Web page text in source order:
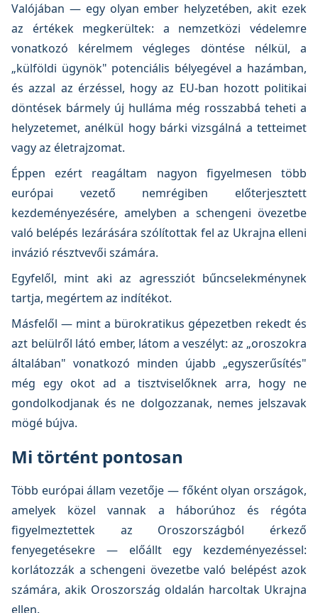
Valójában — egy olyan ember helyzetében, akit ezek
az értékek megkerültek: a nemzetközi védelemre
vonatkozó kérelmem végleges döntése nélkül, a
„külföldi ügynök" potenciális bélyegével a hazámban,
és azzal az érzéssel, hogy az EU-ban hozott politikai
döntések bármely új hulláma még rosszabbá teheti a
helyzetemet, anélkül hogy bárki vizsgálná a tetteimet
vagy az életrajzomat.
Éppen ezért reagáltam nagyon figyelmesen több
európai vezető nemrégiben előterjesztett
kezdeményezésére, amelyben a schengeni övezetbe
való belépés lezárására szólítottak fel az Ukrajna elleni
invázió résztvevői számára.
Egyfelől, mint aki az agressziót bűncselekménynek
tartja, megértem az indítékot.
Másfelől — mint a bürokratikus gépezetben rekedt és
azt belülről látó ember, látom a veszélyt: az „oroszokra
általában" vonatkozó minden újabb „egyszerűsítés"
még egy okot ad a tisztviselőknek arra, hogy ne
gondolkodjanak és ne dolgozzanak, nemes jelszavak
mögé bújva.
Mi történt pontosan
Több európai állam vezetője — főként olyan országok,
amelyek közel vannak a háborúhoz és régóta
figyelmeztettek az Oroszországból érkező
fenyegetésekre — előállt egy kezdeményezéssel:
korlátozzák a schengeni övezetbe való belépést azok
számára, akik Oroszország oldalán harcoltak Ukrajna
ellen.